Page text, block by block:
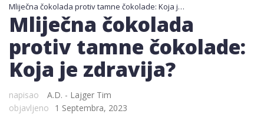
Mliječna čokolada protiv tamne čokolade: Koja je zdravija?
Mliječna čokolada
protiv tamne čokolade:
Koja je zdravija?
napisao
A.D. - Lajger Tim
objavljeno
1 Septembra, 2023